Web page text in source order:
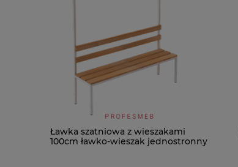
Ławka szatniowa z wieszakami
100cm ławko-wieszak jednostronny